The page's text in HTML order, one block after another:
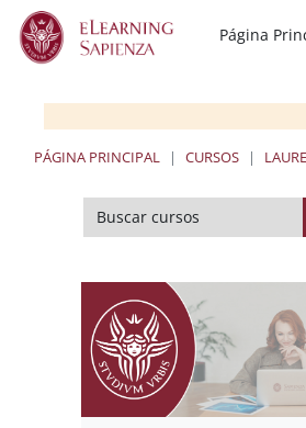
Salta al contenido principal
Página
PÁGINA PRINCIPAL CURSOS
Buscar cursos